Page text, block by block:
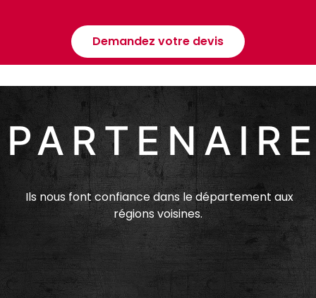
Demandez votre devis
Ils nous font confiance dans le département aux
régions voisines.